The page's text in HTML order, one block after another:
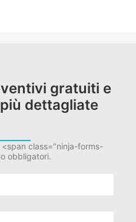
gratuiti e
dettagliate
class="ninja-forms-
obbligatori.